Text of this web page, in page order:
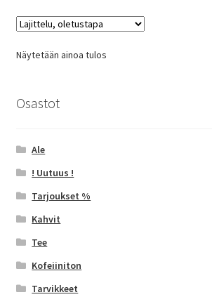
Näytetään ainoa tulos
Osastot
Ale
! Uutuus !
Tarjoukset %
Kahvit
Tee
Kofeiiniton
Tarvikkeet